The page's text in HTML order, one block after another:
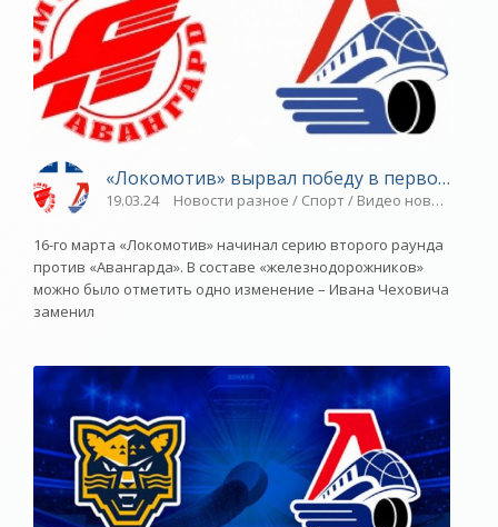
«Локомотив» вырвал победу в первом
19.03.24 Новости разное / Спорт / Видео новости /
16-го марта «Локомотив» начинал серию второго раунда
против «Авангарда». В составе «железнодорожников»
можно было отметить одно изменение – Ивана Чеховича
заменил